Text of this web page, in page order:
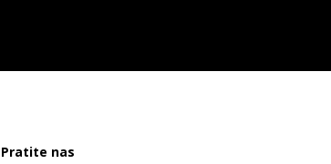
Pratite nas